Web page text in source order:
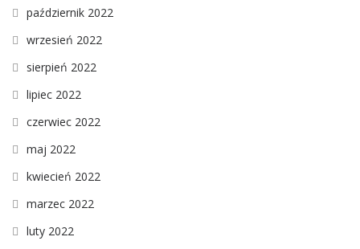
październik 2022
wrzesień 2022
sierpień 2022
lipiec 2022
czerwiec 2022
maj 2022
kwiecień 2022
marzec 2022
luty 2022